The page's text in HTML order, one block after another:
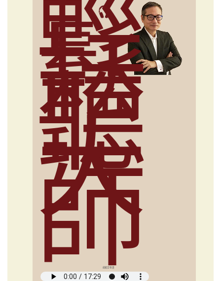
輕
鬆
聽
大
師
俞國定導讀